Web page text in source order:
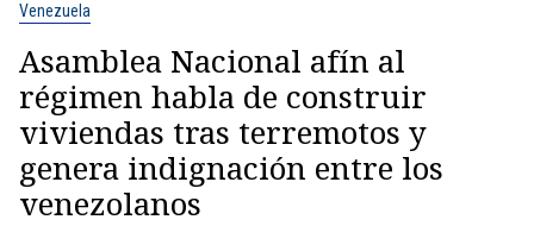
Venezuela
Asamblea Nacional afín al
régimen habla de construir
viviendas tras terremotos y
genera indignación entre los
venezolanos